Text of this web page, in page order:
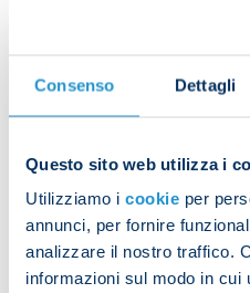
Consenso Dettagli
Questo sito web utilizza i
Utilizziamo i cookie per
annunci, per fornire
analizzare il nostro traffico.
informazioni sul modo in
Since joining the club in
Neres has made 55
Scudetto triumph last
Bologna.
On behalf of President
at SSC Napoli, many